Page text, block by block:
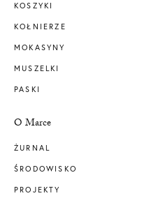
KOSZYKI
KOŁNIERZE
MOKASYNY
MUSZELKI
PASKI
O Marce
ŻURNAL
ŚRODOWISKO
PROJEKTY